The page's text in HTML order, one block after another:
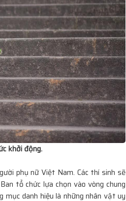
khởi động.
phụ nữ Việt Nam. Các thí sinh sẽ
tổ chức lựa chọn vào vòng chung
mục danh hiệu là những nhân vật uy